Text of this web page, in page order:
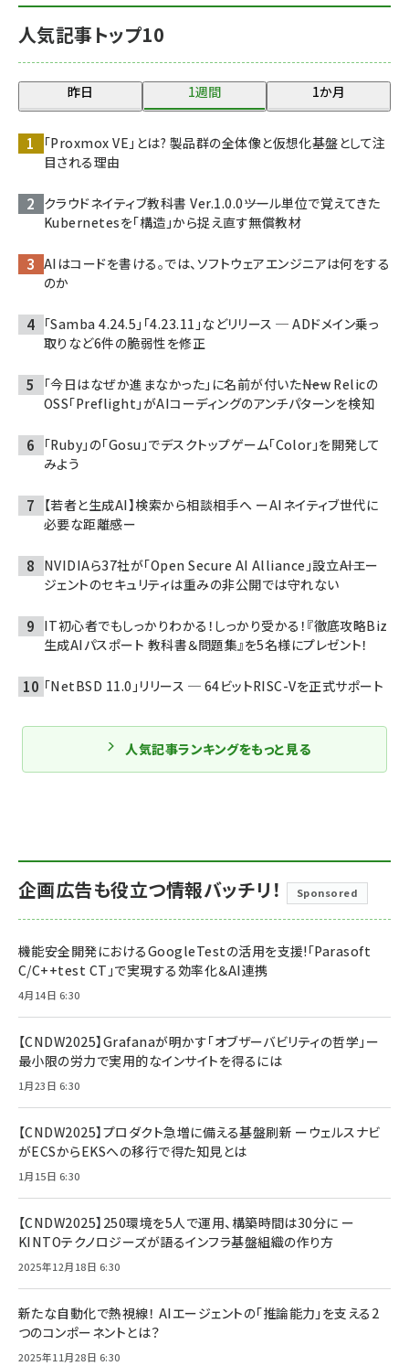
人気記事トップ10
昨日 1週間 1か月
「Proxmox VE」とは? 製品群の全体像と仮想化基盤として注
目される理由
クラウドネイティブ教科書 Ver.1.0.0――ツール単位で覚えてきた
Kubernetesを「構造」から捉え直す無償教材
AIはコードを書ける。では、ソフトウェアエンジニアは何をする
のか
「Samba 4.24.5」「4.23.11」などリリース ─ ADドメイン乗っ
取りなど6件の脆弱性を修正
「今日はなぜか進まなかった」に名前が付いた――New Relicの
OSS「Preflight」がAIコーディングのアンチパターンを検知
「Ruby」の「Gosu」でデスクトップゲーム「Color」を開発して
みよう
【若者と生成AI】検索から相談相手へ ーAIネイティブ世代に
必要な距離感ー
NVIDIAら37社が「Open Secure AI Alliance」設立――AIエー
ジェントのセキュリティは重みの非公開では守れない
IT初心者でもしっかりわかる！しっかり受かる！『徹底攻略Biz
生成AIパスポート 教科書＆問題集』を5名様にプレゼント！
「NetBSD 11.0」リリース ─ 64ビットRISC-Vを正式サポート
人気記事ランキングをもっと見る
企画広告も役立つ情報バッチリ！ Sponsored
機能安全開発におけるGoogleTestの活用を支援!「Parasoft
C/C++test CT」で実現する効率化＆AI連携
4月14日 6:30
【CNDW2025】Grafanaが明かす「オブザーバビリティの哲学」ー
最小限の労力で実用的なインサイトを得るには
1月23日 6:30
【CNDW2025】プロダクト急増に備える基盤刷新 ーウェルスナビ
がECSからEKSへの移行で得た知見とは
1月15日 6:30
【CNDW2025】250環境を5人で運用、構築時間は30分に ー
KINTOテクノロジーズが語るインフラ基盤組織の作り方
2025年12月18日 6:30
新たな自動化で熱視線！ AIエージェントの「推論能力」を支える2
つのコンポーネントとは？
2025年11月28日 6:30